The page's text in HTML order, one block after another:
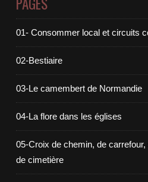
01- Consommer local et circuits
02-Bestiaire
03-Le camembert de Normandie
04-La flore dans les églises
05-Croix de chemin, de
de cimetière